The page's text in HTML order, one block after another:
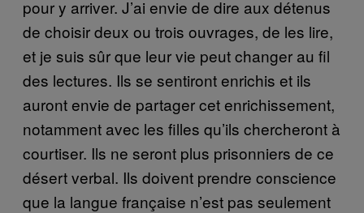
pour y arriver. J’ai envie de dire aux détenus
de choisir deux ou trois ouvrages, de les lire,
et je suis sûr que leur vie peut changer au fil
des lectures. Ils se sentiront enrichis et ils
auront envie de partager cet enrichissement,
notamment avec les filles qu’ils chercheront à
courtiser. Ils ne seront plus prisonniers de ce
désert verbal. Ils doivent prendre conscience
que la langue française n’est pas seulement